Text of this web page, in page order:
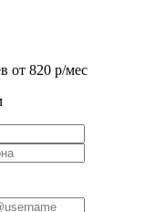
от 820 р/мес